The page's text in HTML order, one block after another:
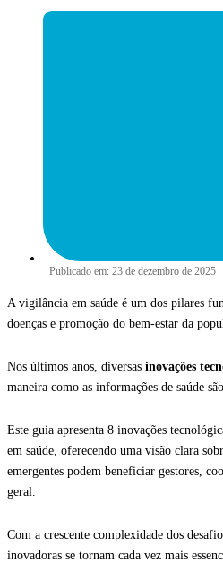
Publicado em: 23 de dezembro de 2025
A vigilância em saúde é um dos pilares
doenças e promoção do bem-estar da
Nos últimos anos, diversas inovações
maneira como as informações de saúde
Este guia apresenta 8 inovações
em saúde, oferecendo uma visão clara
emergentes podem beneficiar gestores,
geral.
Com a crescente complexidade dos
inovadoras se tornam cada vez mais